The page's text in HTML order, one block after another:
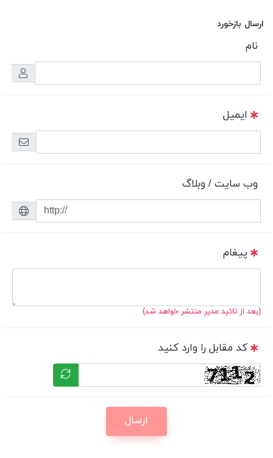
ارسال بازخورد
نام
ایمیل
وب سایت / وبلاگ
پیغام
(بعد از تائید مدیر منتشر خواهد شد)
کد مقابل را وارد کنید
ارسال